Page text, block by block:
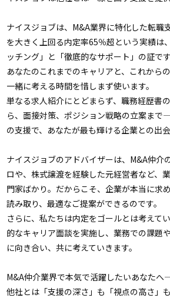
ナイスジョブは、M&A業界に特化した転職
を大きく上回る内定率65％超という実績は
ッチング」と「徹底的なサポート」の証です
あなたのこれまでのキャリアと、これから
一緒に考える時間を惜しまず使います。
単なる求人紹介にとどまらず、職務経歴書
ら、面接対策、ポジション戦略の立案ま
の支援で、あなたが最も輝ける企業との出
ナイスジョブのアドバイザーは、M&A仲介
ロや、株式譲渡を経験した元経営者など、
門家ばかり。だからこそ、企業が本当に求
読み取り、最適なご提案ができるのです。
さらに、私たちは内定をゴールとは考えて
的なキャリア面談を実施し、業務での課題
に向き合い、共に考えていきます。
M&A仲介業界で本気で活躍したいあなた
他社とは「支援の深さ」も「視点の高さ」